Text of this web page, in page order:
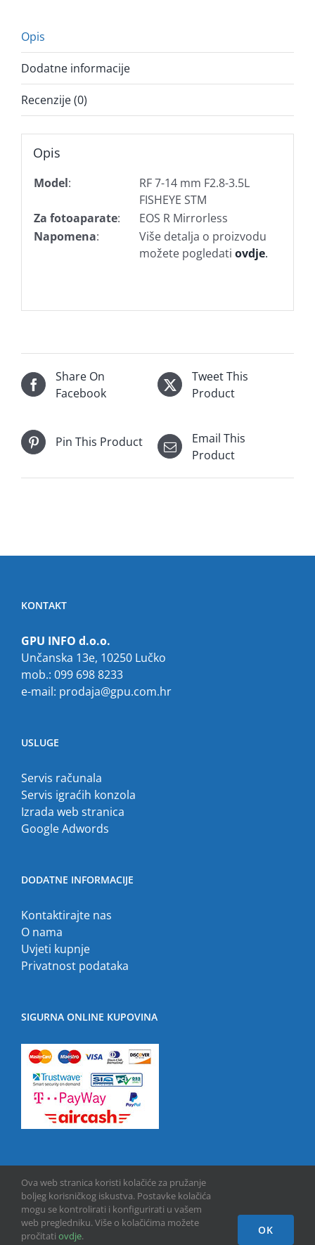
Opis
Dodatne informacije
Recenzije (0)
Opis
Model:
RF 7-14 mm F2.8-3.5L
FISHEYE STM
Za fotoaparate:
EOS R Mirrorless
Napomena:
Više detalja o proizvodu
možete pogledati ovdje.
Share On
Facebook
Tweet This
Product
Pin This Product
Email This
Product
KONTAKT
GPU INFO d.o.o.
Unčanska 13e, 10250 Lučko
mob.: 099 698 8233
e-mail: prodaja@gpu.com.hr
USLUGE
Servis računala
Servis igraćih konzola
Izrada web stranica
Google Adwords
DODATNE INFORMACIJE
Kontaktirajte nas
O nama
Uvjeti kupnje
Privatnost podataka
SIGURNA ONLINE KUPOVINA
Copyright © 2013 -2026 | GPU INFO d.o.o. | All Rights Reserved
Ova web stranica koristi kolačiće za pružanje
boljeg korisničkog iskustva. Postavke kolačića
mogu se kontrolirati i konfigurirati u vašem
web pregledniku. Više o kolačićima možete
pročitati ovdje.
OK